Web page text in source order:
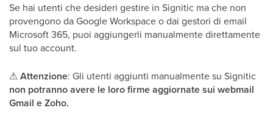
Se hai utenti che desideri gestire in Signitic ma che non
provengono da Google Workspace o dai gestori di email
Microsoft 365, puoi aggiungerli manualmente direttamente
sul tuo account.
⚠Attenzione: Gli utenti aggiunti manualmente su Signitic
non potranno avere le loro firme aggiornate sui webmail
Gmail e Zoho.